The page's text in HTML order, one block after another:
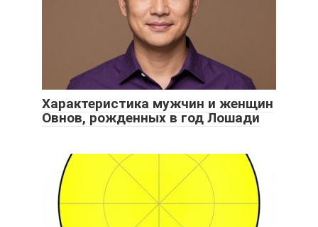
Характеристика мужчин и женщин
Овнов, рожденных в год Лошади